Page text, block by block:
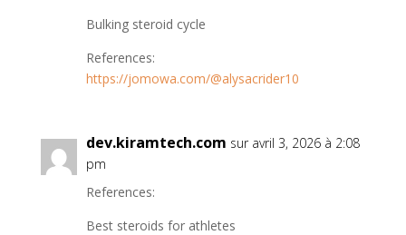
Bulking steroid cycle
References:
https://jomowa.com/@alysacrider10
dev.kiramtech.com sur avril 3, 2026 à 2:08
pm
References:
Best steroids for athletes